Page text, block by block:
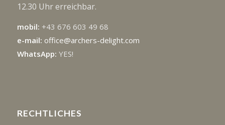
12.30 Uhr erreichbar.
mobil: +43 676 603 49 68
e-mail: office@archers-delight.com
WhatsApp: YES!
RECHTLICHES